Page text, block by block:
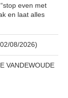
even met
en laat alles
08/2026)
VANDEWOUDE